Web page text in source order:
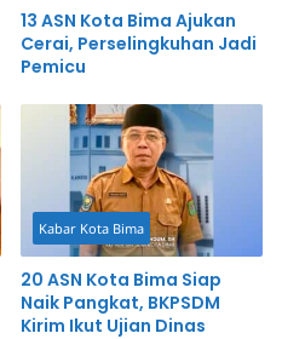
13 ASN Kota Bima Ajukan
Cerai, Perselingkuhan Jadi
Pemicu
Kabar Kota Bima
20 ASN Kota Bima Siap
Naik Pangkat, BKPSDM
Kirim Ikut Ujian Dinas